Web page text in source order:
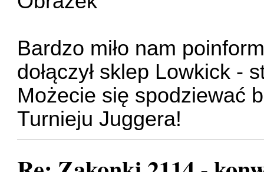
Bardzo miło nam
dołączył sklep Lowkick -
Możecie się spodziewać
Turnieju Juggera!